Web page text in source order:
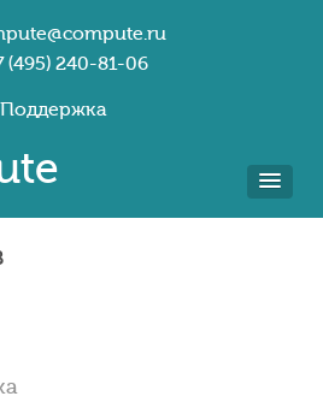
(495) 240-81-06
Поддержка